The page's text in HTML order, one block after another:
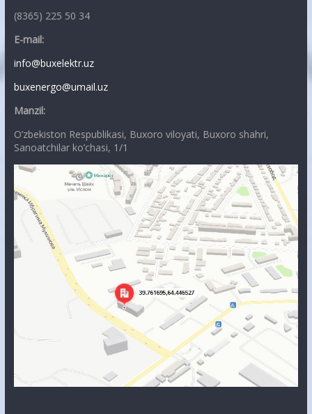
(8365) 225 50 34
E-mail:
info@buxelektr.uz
buxenergo@umail.uz
Manzil:
O’zbekiston Respublikasi, Buxoro viloyati, Buxoro shahri,
Sanoatchilar ko’chasi, 1/1